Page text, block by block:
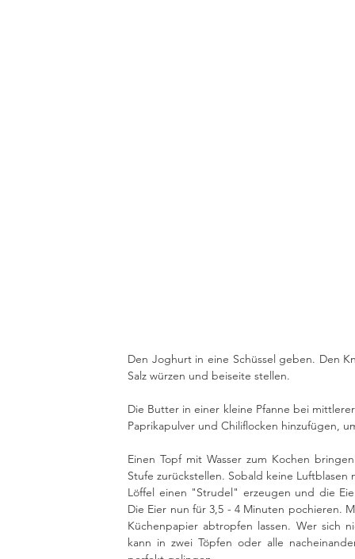
Den Joghurt in eine Schüssel geben. Den
Salz würzen und beiseite stellen.
Die Butter in einer kleine Pfanne bei
Paprikapulver und Chiliflocken hinzufügen,
Einen Topf mit Wasser zum Kochen
Stufe zurückstellen. Sobald keine
Löffel einen "Strudel" erzeugen und die
Die Eier nun für 3,5 - 4 Minuten pochieren.
Küchenpapier abtropfen lassen. Wer sich
kann in zwei Töpfen oder alle